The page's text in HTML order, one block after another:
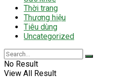
Thời trang
Thương hiệu
Tiêu dùng
Uncategorized
No Result
View All Result